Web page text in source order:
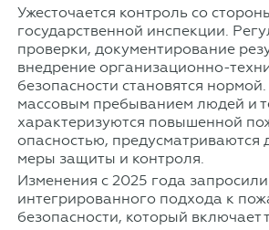
Ужесточается контроль со
государственной инспекции.
проверки, документирование
внедрение организационно-
безопасности становятся
массовым пребыванием людей и
характеризуются повышенной
опасностью, предусматриваются
меры защиты и контроля.
Изменения с 2025 года
интегрированного подхода к
безопасности, который включает